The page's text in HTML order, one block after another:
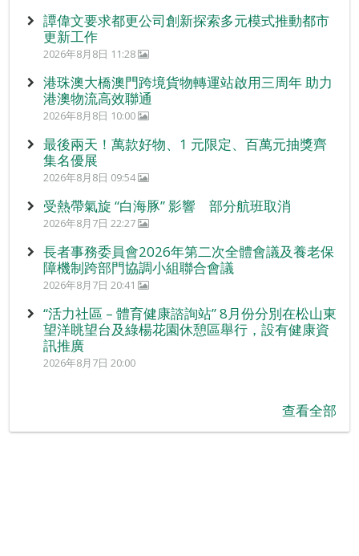
譚偉文要求都更公司創新探索多元模式推動都市
更新工作
2026年8月8日 11:28
港珠澳大橋澳門跨境貨物轉運站啟用三周年 助力
港澳物流高效聯通
2026年8月8日 10:00
最後兩天！萬款好物、1 元限定、百萬元抽獎齊
集名優展
2026年8月8日 09:54
受熱帶氣旋 “白海豚” 影響 部分航班取消
2026年8月7日 22:27
長者事務委員會2026年第二次全體會議及養老保
障機制跨部門協調小組聯合會議
2026年8月7日 20:41
“活力社區 – 體育健康諮詢站” 8月份分別在松山東
望洋眺望台及綠楊花園休憩區舉行，設有健康資
訊推廣
2026年8月7日 20:00
查看全部